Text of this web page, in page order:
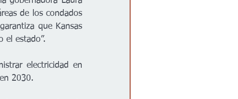
de los condados
que Kansas
el estado”.
electricidad en
2030.